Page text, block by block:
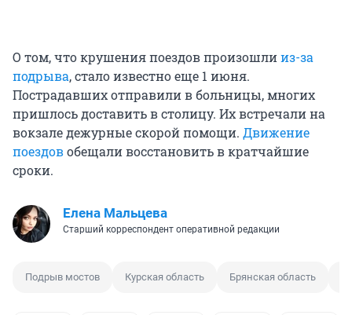
О том, что крушения поездов произошлииз-за
подрыва, стало известно еще 1 июня.
Пострадавших отправили в больницы, многих
пришлось доставить в столицу. Их встречали на
вокзале дежурные скорой помощи. Движение
поездовобещали восстановить в кратчайшие
сроки.
Елена Мальцева
Старший корреспондент оперативной редакции
Подрыв мостов Курская область Брянская область